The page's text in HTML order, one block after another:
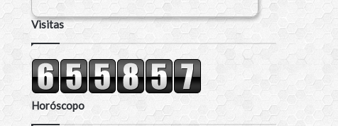
Visitas
Horóscopo